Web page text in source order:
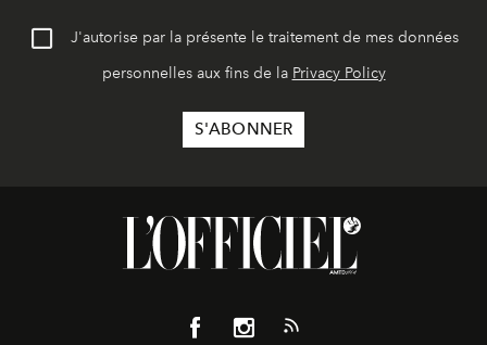
J'autorise par la présente le traitement de mes données
personnelles aux fins de la Privacy Policy